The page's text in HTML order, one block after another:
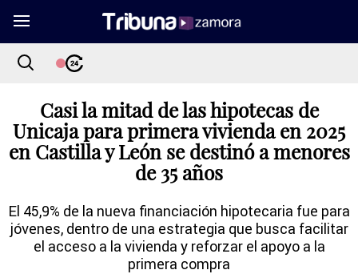
Casi la mitad de las hipotecas de
Unicaja para primera vivienda en 2025
en Castilla y León se destinó a menores
de 35 años
El 45,9% de la nueva financiación hipotecaria fue para
jóvenes, dentro de una estrategia que busca facilitar
el acceso a la vivienda y reforzar el apoyo a la
primera compra